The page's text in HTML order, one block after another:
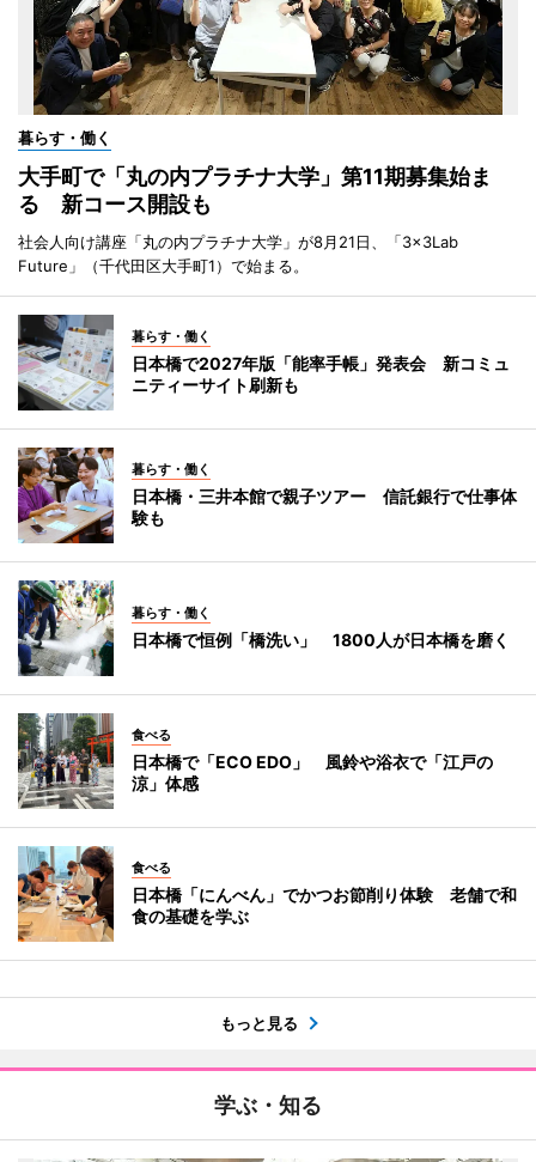
暮らす・働く
大手町で「丸の内プラチナ大学」第11期募集始ま
る 新コース開設も
社会人向け講座「丸の内プラチナ大学」が8月21日、「3×3Lab
Future」（千代田区大手町1）で始まる。
暮らす・働く
日本橋で2027年版「能率手帳」発表会 新コミュ
ニティーサイト刷新も
暮らす・働く
日本橋・三井本館で親子ツアー 信託銀行で仕事体
験も
暮らす・働く
日本橋で恒例「橋洗い」 1800人が日本橋を磨く
食べる
日本橋で「ECO EDO」 風鈴や浴衣で「江戸の
涼」体感
食べる
日本橋「にんべん」でかつお節削り体験 老舗で和
食の基礎を学ぶ
もっと見る
学ぶ・知る